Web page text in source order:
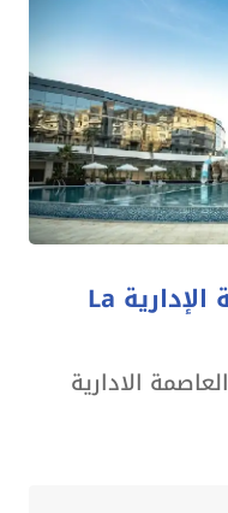
كمبوند لا كابيتال العاصمة الإدارية La
الحي السكني السابع R7 العاصمة الادارية